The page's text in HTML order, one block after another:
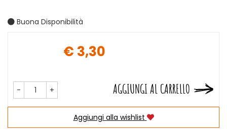
Buona Disponibilità
€ 3,30
- + AGGIUNGI AL CARRELLO
Aggiungi alla wishlist